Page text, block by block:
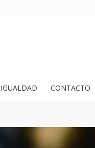
IGUALDAD CONTACTO